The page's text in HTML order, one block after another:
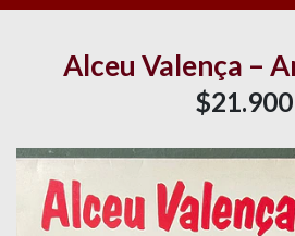
Alceu Valença –
$21.900